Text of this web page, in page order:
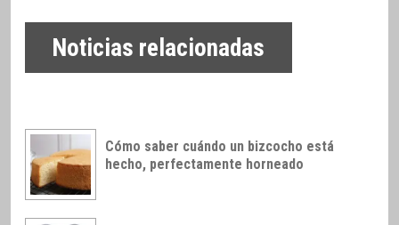
Noticias relacionadas
Cómo saber cuándo un bizcocho está
hecho, perfectamente horneado